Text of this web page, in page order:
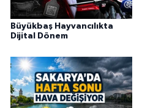
Büyükbaş Hayvancılıkta
Dijital Dönem